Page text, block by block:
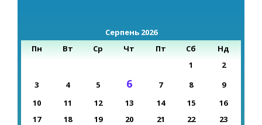
Серпень 2026
Пн
Вт Ср Чт Пт Сб
Нд
1
2
3
4 5 6 7 8
9
10
11 12 13 14 15
16
17
18 19 20 21 22
23